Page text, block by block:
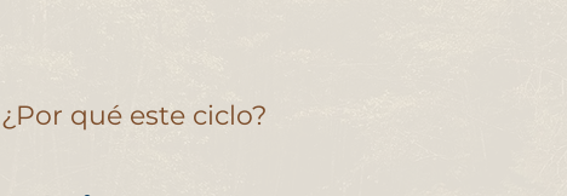
¿Por qué este ciclo?